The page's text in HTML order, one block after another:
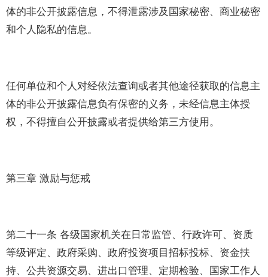
体的非公开披露信息，不得泄露涉及国家秘密、商业秘密
和个人隐私的信息。
任何单位和个人对经依法查询或者其他途径获取的信息主
体的非公开披露信息负有保密的义务，未经信息主体授
权，不得擅自公开披露或者提供给第三方使用。
第三章 激励与惩戒
第二十一条 各级国家机关在日常监管、行政许可、资质
等级评定、政府采购、政府投资项目招标投标、资金扶
持、公共资源交易、进出口管理、定期检验、国家工作人